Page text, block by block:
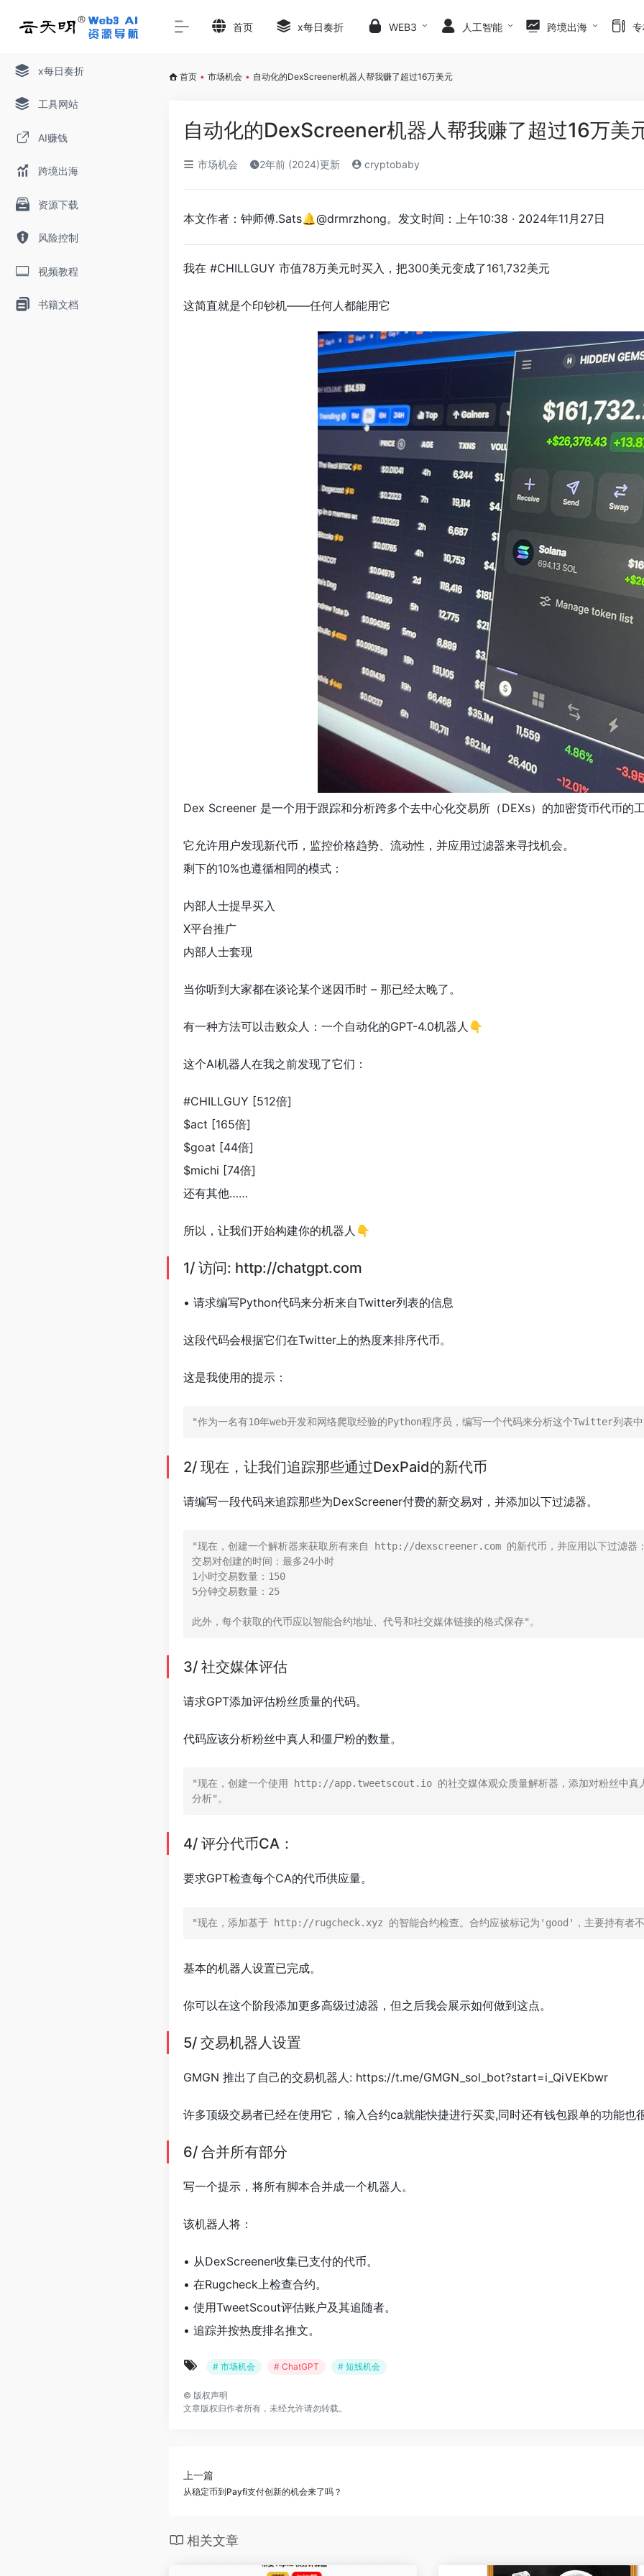
x每日奏折
工具网站
AI赚钱
跨境出海
资源下载
风险控制
视频教程
书籍文档
首页 x每日奏折 WEB3 人工智能 跨境出海
首页 • 市场机会 • 自动化的DexScreener机器人帮我赚了超过16万美元
自动化的DexScreener机器人帮我赚了超过16万美
市场机会 2年前 (2024)更新 cryptobaby
本文作者：钟师傅.Sats🔔@drmrzhong。发文时间：上午10:38 · 2024年11月27日
我在 #CHILLGUY 市值78万美元时买入，把300美元变成了161,732美元
这简直就是个印钞机——任何人都能用它
Dex Screener 是一个用于跟踪和分析跨多个去中心化交易所（DEXs）的加密货币代币的
它允许用户发现新代币，监控价格趋势、流动性，并应用过滤器来寻找机会。
剩下的10%也遵循相同的模式：
内部人士提早买入
X平台推广
内部人士套现
当你听到大家都在谈论某个迷因币时 – 那已经太晚了。
有一种方法可以击败众人：一个自动化的GPT-4.0机器人👇
这个AI机器人在我之前发现了它们：
#CHILLGUY [512倍]
$act [165倍]
$goat [44倍]
$michi [74倍]
还有其他……
所以，让我们开始构建你的机器人👇
1/ 访问: http://chatgpt.com
• 请求编写Python代码来分析来自Twitter列表的信息
这段代码会根据它们在Twitter上的热度来排序代币。
这是我使用的提示：
"作为一名有10年web开发和网络爬取经验的Python程序员，编写一个代码来分析这个Twitter列
2/ 现在，让我们追踪那些通过DexPaid的新代币
请编写一段代码来追踪那些为DexScreener付费的新交易对，并添加以下过滤器。
"现在，创建一个解析器来获取所有来自 http://dexscreener.com 的新代币，并应用以下过滤器
交易对创建的时间：最多24小时
1小时交易数量：150
5分钟交易数量：25
此外，每个获取的代币应以智能合约地址、代号和社交媒体链接的格式保存"。
3/ 社交媒体评估
请求GPT添加评估粉丝质量的代码。
代码应该分析粉丝中真人和僵尸粉的数量。
"现在，创建一个使用 http://app.tweetscout.io 的社交媒体观众质量解析器，添加对粉丝中真
分析"。
4/ 评分代币CA：
要求GPT检查每个CA的代币供应量。
"现在，添加基于 http://rugcheck.xyz 的智能合约检查。合约应被标记为'good'，主要持有者不
基本的机器人设置已完成。
你可以在这个阶段添加更多高级过滤器，但之后我会展示如何做到这点。
5/ 交易机器人设置
GMGN 推出了自己的交易机器人: https://t.me/GMGN_sol_bot?start=i_QiVEKbwr
许多顶级交易者已经在使用它，输入合约ca就能快捷进行买卖,同时还有钱包跟单的功能
6/ 合并所有部分
写一个提示，将所有脚本合并成一个机器人。
该机器人将：
• 从DexScreener收集已支付的代币。
• 在Rugcheck上检查合约。
• 使用TweetScout评估账户及其追随者。
• 追踪并按热度排名推文。
# 市场机会 # ChatGPT # 短线机会
© 版权声明
文章版权归作者所有，未经允许请勿转载。
上一篇
从稳定币到Payfi支付创新的机会来了吗？
相关文章